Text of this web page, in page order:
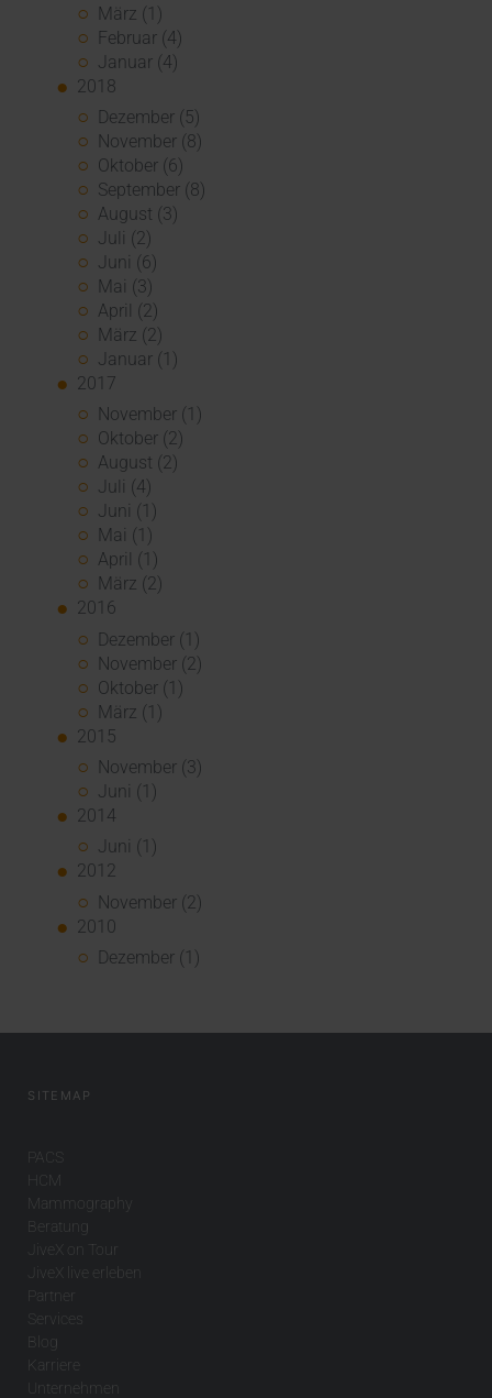
März (1)
Februar (4)
Januar (4)
2018
Dezember (5)
November (8)
Oktober (6)
September (8)
August (3)
Juli (2)
Juni (6)
Mai (3)
April (2)
März (2)
Januar (1)
2017
November (1)
Oktober (2)
August (2)
Juli (4)
Juni (1)
Mai (1)
April (1)
März (2)
2016
Dezember (1)
November (2)
Oktober (1)
März (1)
2015
November (3)
Juni (1)
2014
Juni (1)
2012
November (2)
2010
Dezember (1)
SITEMAP
PACS
HCM
Mammography
Beratung
JiveX on Tour
JiveX live erleben
Partner
Services
Blog
Karriere
Unternehmen